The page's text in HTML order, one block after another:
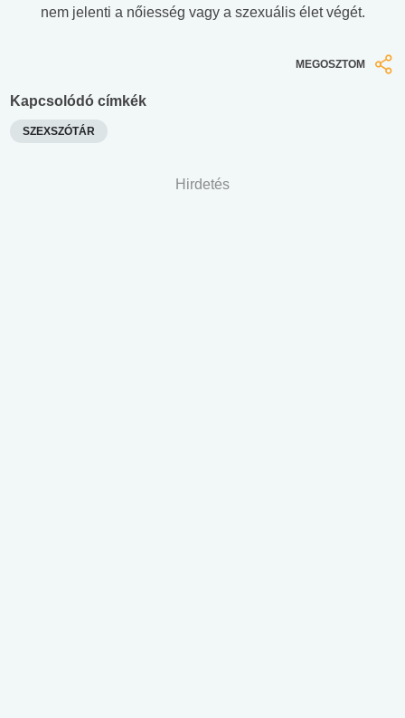
nem jelenti a nőiesség vagy a szexuális élet végét.
MEGOSZTOM
Kapcsolódó címkék
SZEXSZÓTÁR
Hirdetés